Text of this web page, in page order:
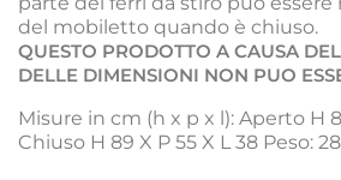
del mobiletto quando è chiuso.
QUESTO PRODOTTO A CAUSA
DELLE DIMENSIONI NON PUO
Misure in cm (h x p x l): Aperto H
Chiuso H 89 X P 55 X L 38 Peso: